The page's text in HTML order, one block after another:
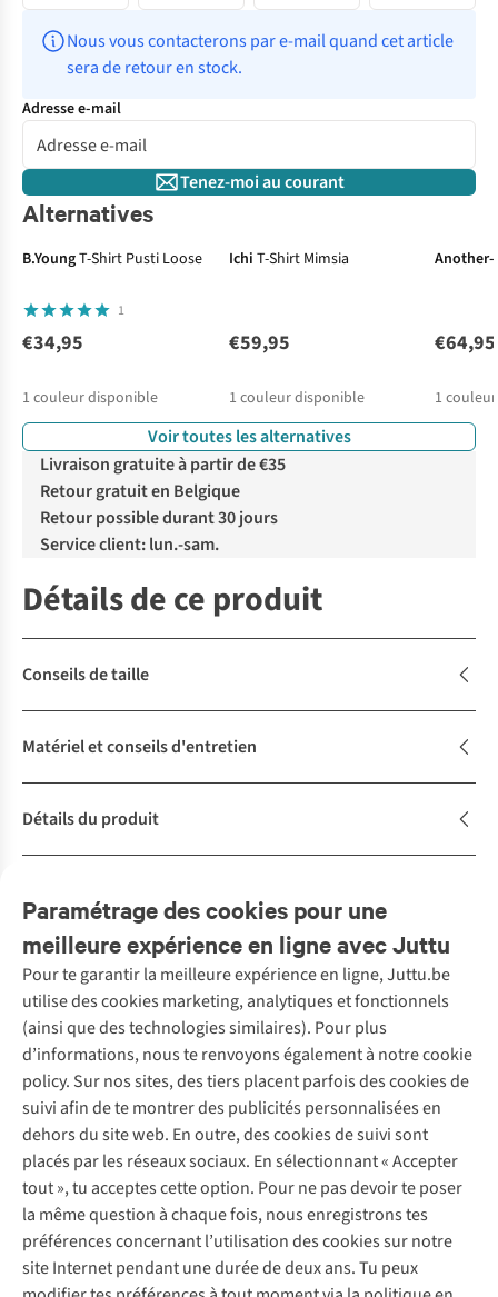
Nous vous contacterons par e-mail quand cet article
sera de retour en stock.
Adresse e-mail
Tenez-moi au courant
Alternatives
B.YoungT-Shirt Pusti Loose
1
€34,95
1 couleur disponible
Ichi T-Shirt Mimsia
€59,95
1 couleur disponible
€64,95
1
Voir toutes les alternatives
Livraison gratuite à partir de €35
Retour gratuit en Belgique
Retour possible durant 30 jours
Service client: lun.-sam.
Détails de ce produit
Conseils de taille
Matériel et conseils d'entretien
Détails du produit
Paramétrage des cookies pour une
meilleure expérience en ligne avec Juttu
Pour te garantir la meilleure expérience en ligne, Juttu.be
utilise des cookies marketing, analytiques et fonctionnels
(ainsi que des technologies similaires). Pour plus
d’informations, nous te renvoyons également à notre cookie
policy. Sur nos sites, des tiers placent parfois des cookies de
suivi afin de te montrer des publicités personnalisées en
dehors du site web. En outre, des cookies de suivi sont
placés par les réseaux sociaux. En sélectionnant « Accepter
tout », tu acceptes cette option. Pour ne pas devoir te poser
la même question à chaque fois, nous enregistrons tes
préférences concernant l’utilisation des cookies sur notre
site Internet pendant une durée de deux ans. Tu peux
Service client
Questions fréquentes
Commander
Payer
10 % réduction étudiants
Klarna : post-paiement
Livraison
Retourner
Rétractation d'une commande
Garantie
Contact
Nos services
Vintage - ReJUsed
Atelier de couture
Personal shopping
Boîte à vêtements
Événements / ateliers
Juttu
Qui sommes-nous ?
Juttu Friends
Inspiration
Travailler chez Juttu
Nos magasins
Abonne-toi à la newsletter
Suivez-nous